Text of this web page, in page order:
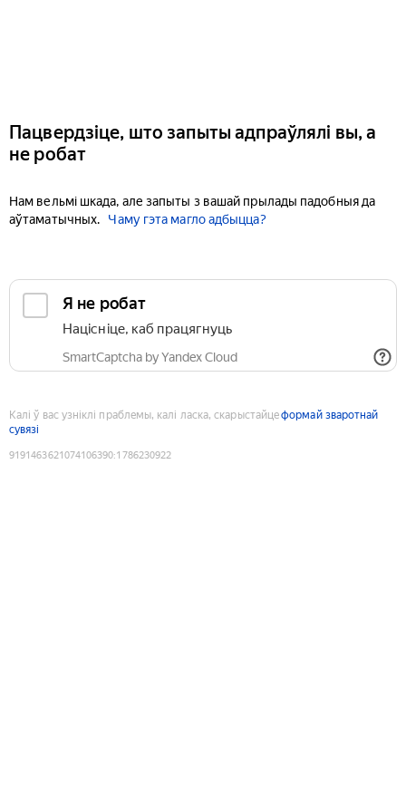
Пацвердзіце, што запыты адпраўлялі вы, а
не робат
Нам вельмі шкада, але запыты з вашай прылады падобныя да
аўтаматычных.
Чаму гэта магло адбыцца?
Я не робат
Націсніце, каб працягнуць
SmartCaptcha by Yandex Cloud
Калі ў вас узніклі праблемы, калі ласка, скарыстайцеформай зваротнай
сувязі
9191463621074106390:1786230922